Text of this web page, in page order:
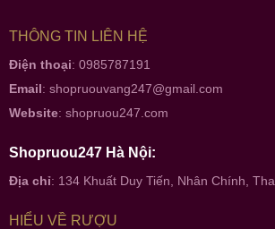
THÔNG TIN LIÊN HỆ
Điện thoại: 0985787191
Email: shopruouvang247@gmail.com
Website: shopruou247.com
Shopruou247 Hà Nội:
Địa chỉ: 134 Khuất Duy Tiến, Nhân Chính,
HIỂU VỀ RƯỢU